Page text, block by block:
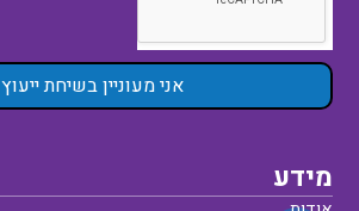
אני מעוניין בשיחת ייעוץ
מידע